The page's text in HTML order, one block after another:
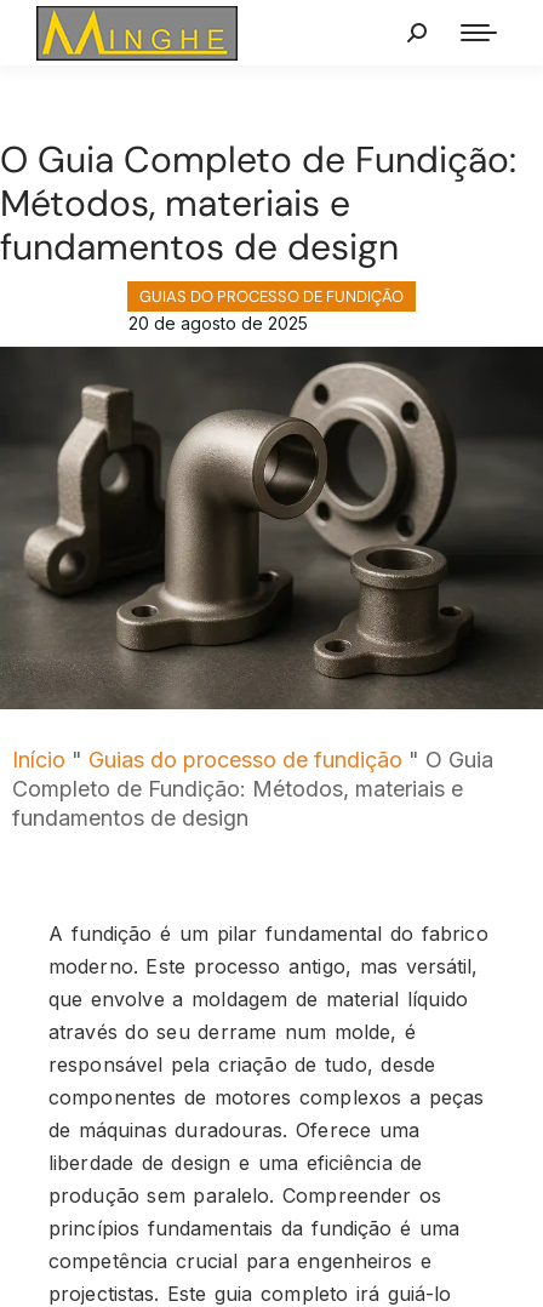
O Guia Completo de Fundição:
Métodos, materiais e
fundamentos de design
20 de agosto de 2025
GUIAS DO PROCESSO DE FUNDIÇÃO
Início " Guias do processo de fundição " O Guia
Completo de Fundição: Métodos, materiais e
fundamentos de design
A fundição é um pilar fundamental do fabrico
moderno. Este processo antigo, mas versátil,
que envolve a moldagem de material líquido
através do seu derrame num molde, é
responsável pela criação de tudo, desde
componentes de motores complexos a peças
de máquinas duradouras. Oferece uma
liberdade de design e uma eficiência de
produção sem paralelo. Compreender os
princípios fundamentais da fundição é uma
competência crucial para engenheiros e
projectistas. Este guia completo irá guiá-lo